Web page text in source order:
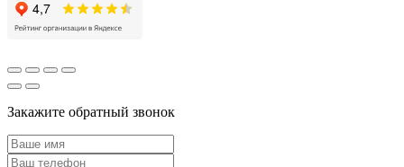
Закажите обратный звонок